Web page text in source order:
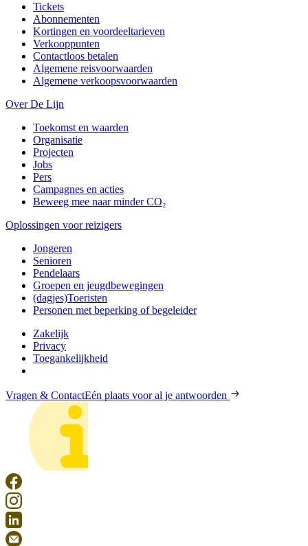
Tickets
Abonnementen
Kortingen en voordeeltarieven
Verkooppunten
Contactloos betalen
Algemene reisvoorwaarden
Algemene verkoopsvoorwaarden
Over De Lijn
Toekomst en waarden
Organisatie
Projecten
Jobs
Pers
Campagnes en acties
Beweeg mee naar minder CO₂
Oplossingen voor reizigers
Jongeren
Senioren
Pendelaars
Groepen en jeugdbewegingen
(dagjes)Toeristen
Personen met beperking of begeleider
Zakelijk
Privacy
Toegankelijkheid
Vragen & ContactEén plaats voor al je antwoorden